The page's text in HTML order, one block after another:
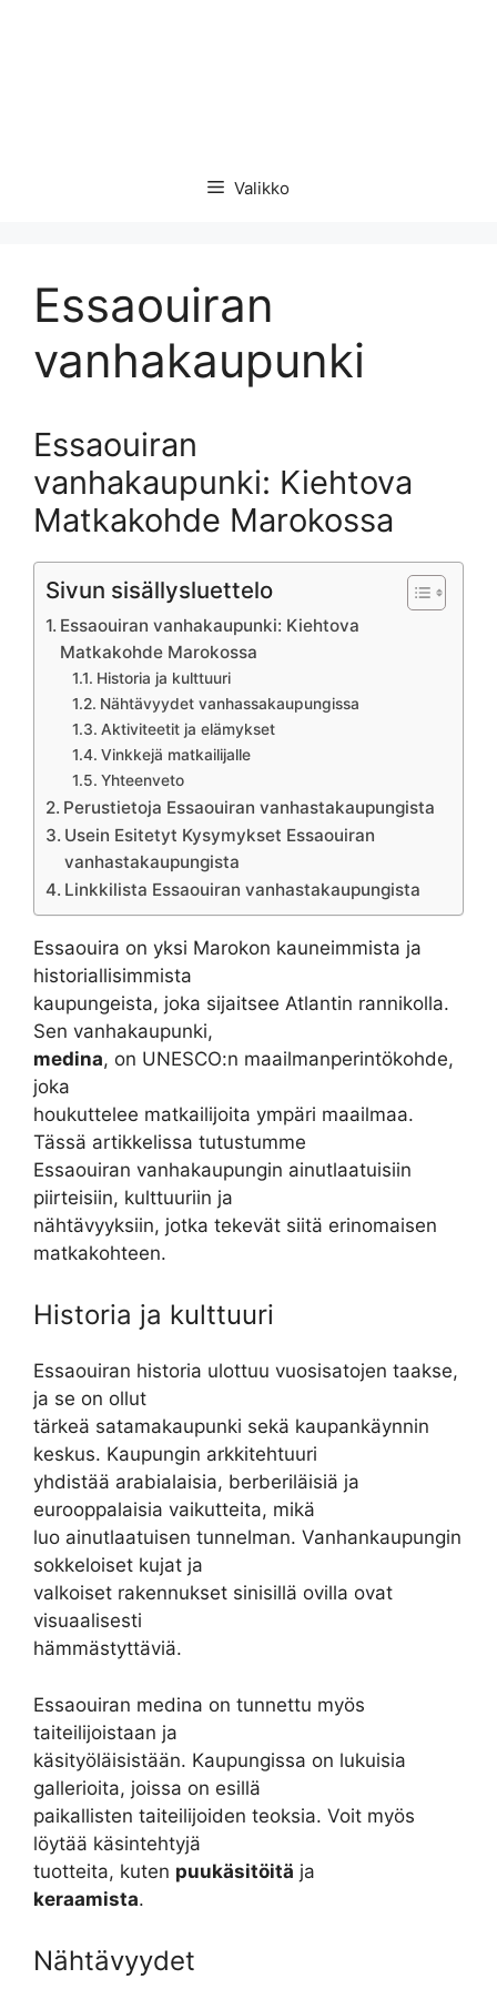
Valikko
Essaouiran
vanhakaupunki
Essaouiran
vanhakaupunki: Kiehtova
Matkakohde Marokossa
Sivun sisällysluettelo
Essaouiran vanhakaupunki: Kiehtova
Matkakohde Marokossa
Historia ja kulttuuri
Nähtävyydet vanhassakaupungissa
Aktiviteetit ja elämykset
Vinkkejä matkailijalle
Yhteenveto
Perustietoja Essaouiran vanhastakaupungista
Usein Esitetyt Kysymykset Essaouiran
vanhastakaupungista
Linkkilista Essaouiran vanhastakaupungista
Essaouira on yksi Marokon kauneimmista ja
historiallisimmista
kaupungeista, joka sijaitsee Atlantin rannikolla.
Sen vanhakaupunki,
medina, on UNESCO:n maailmanperintökohde,
joka
houkuttelee matkailijoita ympäri maailmaa.
Tässä artikkelissa tutustumme
Essaouiran vanhakaupungin ainutlaatuisiin
piirteisiin, kulttuuriin ja
nähtävyyksiin, jotka tekevät siitä erinomaisen
matkakohteen.
Historia ja kulttuuri
Essaouiran historia ulottuu vuosisatojen taakse,
ja se on ollut
tärkeä satamakaupunki sekä kaupankäynnin
keskus. Kaupungin arkkitehtuuri
yhdistää arabialaisia, berberiläisiä ja
eurooppalaisia vaikutteita, mikä
luo ainutlaatuisen tunnelman. Vanhankaupungin
sokkeloiset kujat ja
valkoiset rakennukset sinisillä ovilla ovat
visuaalisesti
hämmästyttäviä.
Essaouiran medina on tunnettu myös
taiteilijoistaan ja
käsityöläisistään. Kaupungissa on lukuisia
gallerioita, joissa on esillä
paikallisten taiteilijoiden teoksia. Voit myös
löytää käsintehtyjä
tuotteita, kuten puukäsitöitä ja
keraamista.
Nähtävyydet